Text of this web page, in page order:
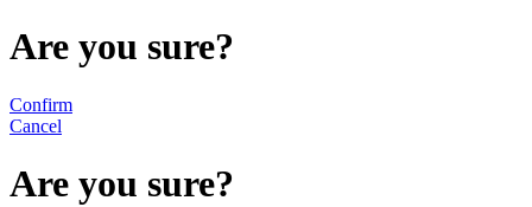
Are you sure?
Confirm
Cancel
Are you sure?